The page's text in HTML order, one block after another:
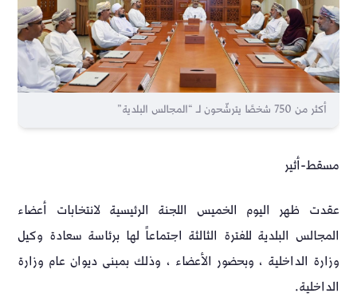
أكثر من 750 شخصًا يترشّحون لـ “المجالس البلدية”
مسقط-أثير
عقدت ظهر اليوم الخميس اللجنة الرئيسية لانتخابات أعضاء
المجالس البلدية للفترة الثالثة اجتماعاً لها برئاسة سعادة وكيل
وزارة الداخلية ، وبحضور الأعضاء ، وذلك بمبنى ديوان عام وزارة
الداخلية.